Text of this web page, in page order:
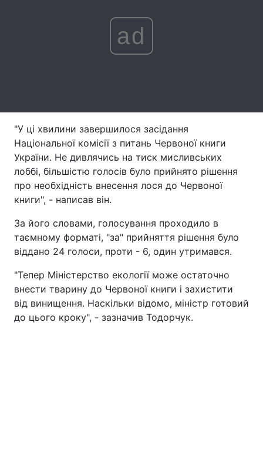
Регіони
Інтерв'ю Думки
Архів Вакансії
Контакти
Послуги
ad
"У ці хвилини завершилося засідання
Національної комісії з питань Червоної книги
України. Не дивлячись на тиск мисливських
лоббі, більшістю голосів було прийнято рішення
про необхідність внесення лося до Червоної
книги", - написав він.
За його словами, голосування проходило в
таємному форматі, "за" прийняття рішення було
віддано 24 голоси, проти - 6, один утримався.
"Тепер Міністерство екології може остаточно
внести тварину до Червоної книги і захистити
від винищення. Наскільки відомо, міністр готовий
до цього кроку", - зазначив Тодорчук.